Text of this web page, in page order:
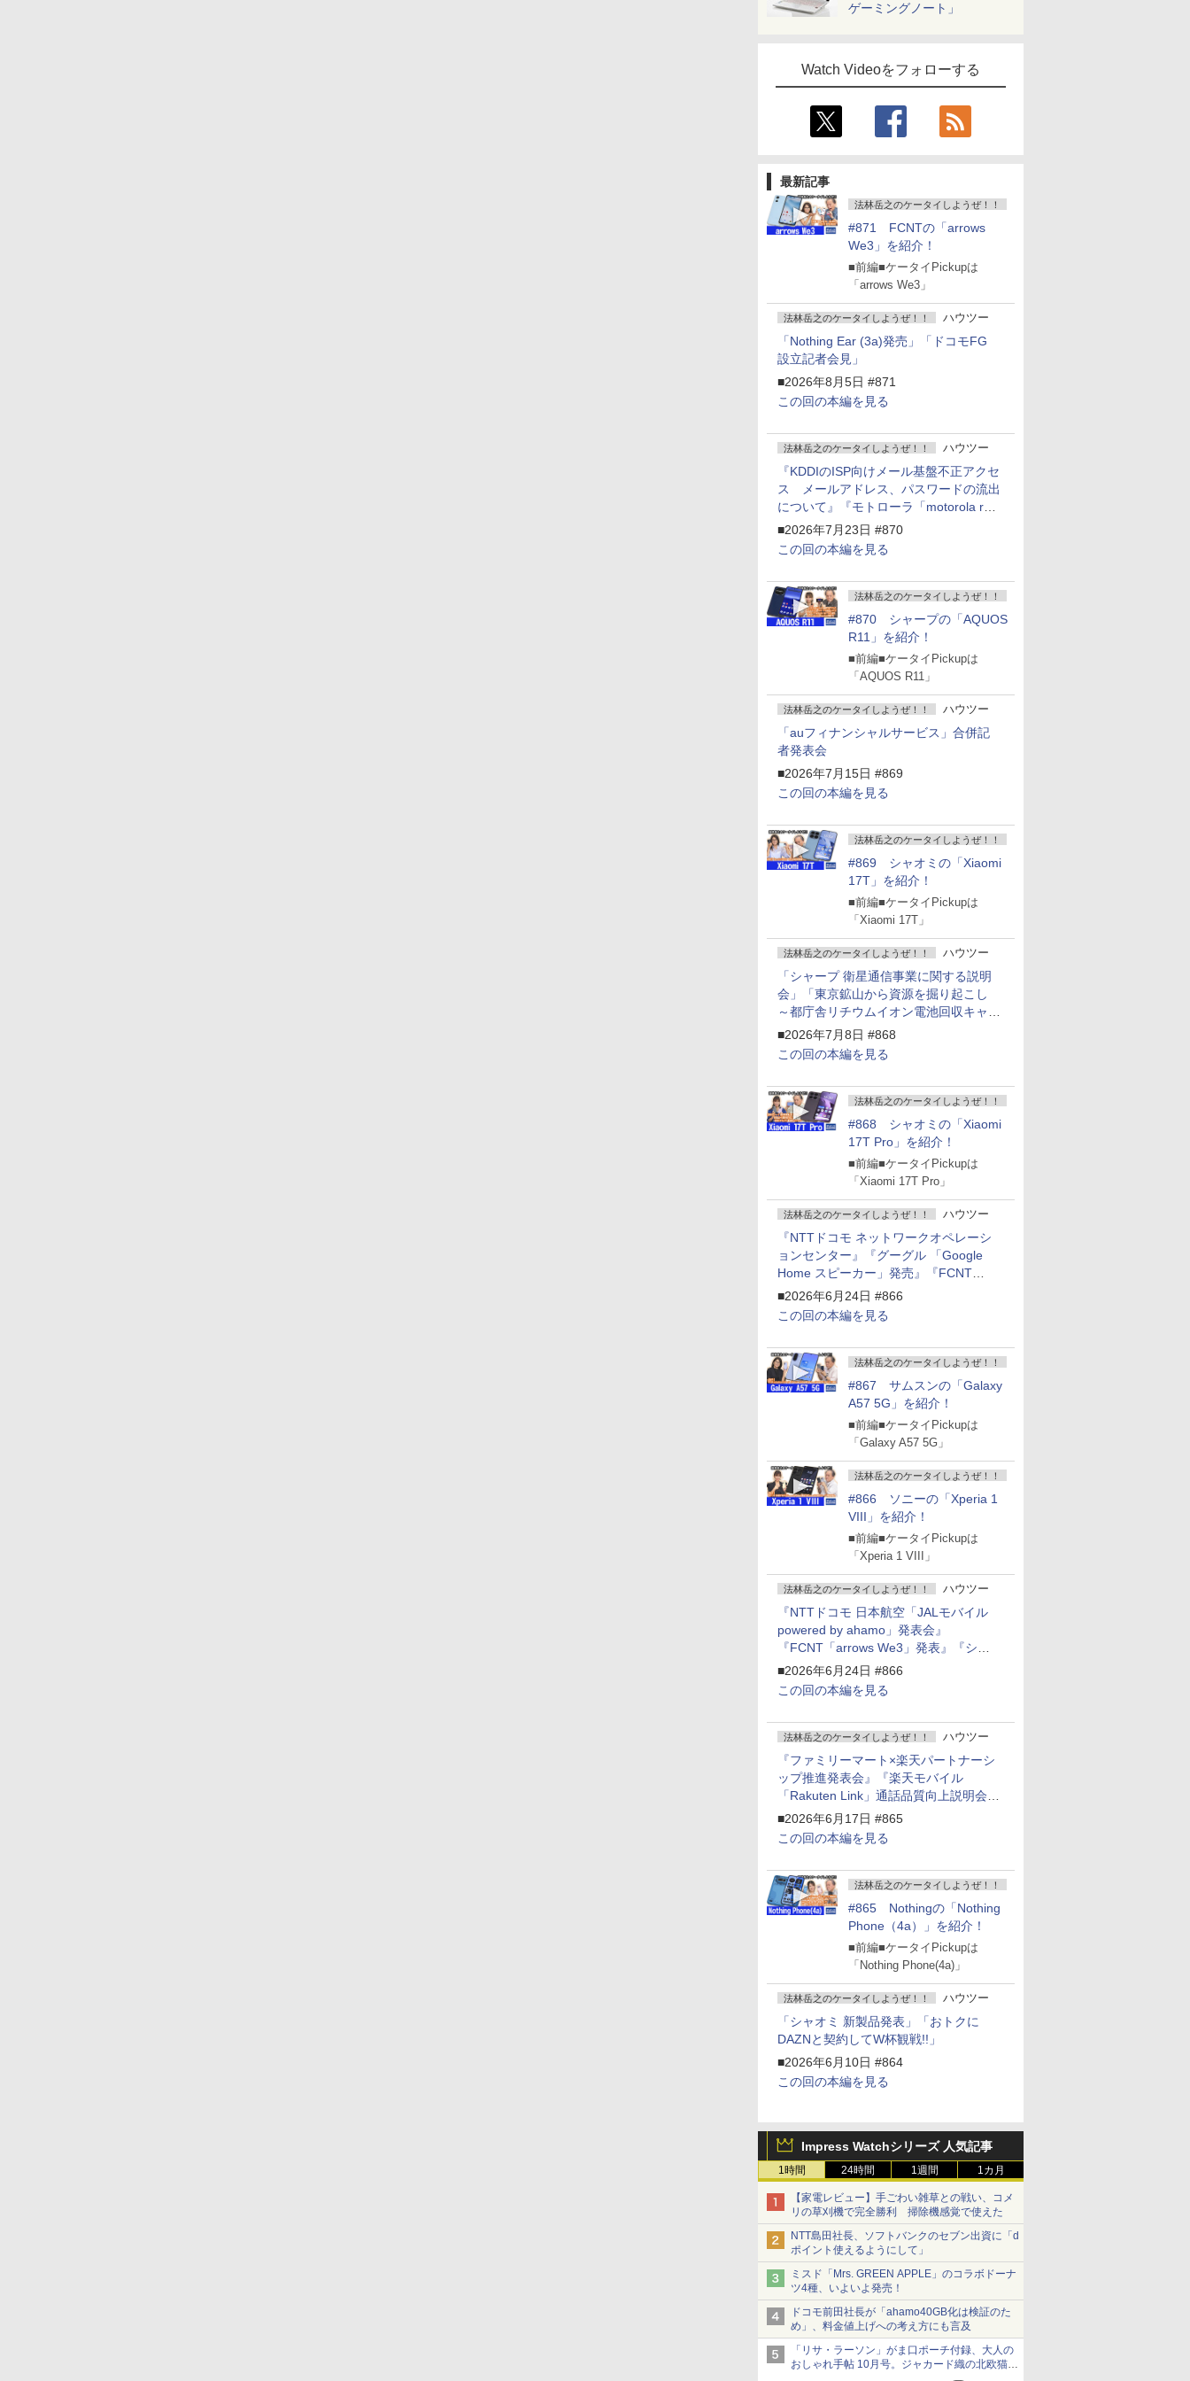
ゲーミングノート」
Watch Videoをフォローする
最新記事
法林岳之のケータイしようぜ！！
#871 FCNTの「arrows
We3」を紹介！
■前編■ケータイPickupは
「arrows We3」
法林岳之のケータイしようぜ！！ ハウツー
「Nothing Ear (3a)発売」「ドコモFG
設立記者会見」
■2026年8月5日 #871
この回の本編を見る
法林岳之のケータイしようぜ！！ ハウツー
『KDDIのISP向けメール基盤不正アクセ
ス メールアドレス、パスワードの流出
について』『モトローラ「motorola razr
fold」発表』『サムスン「Galaxy
Unpacked」開催』
■2026年7月23日 #870
この回の本編を見る
法林岳之のケータイしようぜ！！
#870 シャープの「AQUOS
R11」を紹介！
■前編■ケータイPickupは
「AQUOS R11」
法林岳之のケータイしようぜ！！ ハウツー
「auフィナンシャルサービス」合併記
者発表会
■2026年7月15日 #869
この回の本編を見る
法林岳之のケータイしようぜ！！
#869 シャオミの「Xiaomi
17T」を紹介！
■前編■ケータイPickupは
「Xiaomi 17T」
法林岳之のケータイしようぜ！！ ハウツー
「シャープ 衛星通信事業に関する説明
会」「東京鉱山から資源を掘り起こし
～都庁舎リチウムイオン電池回収キャン
ペーン～」
■2026年7月8日 #868
この回の本編を見る
法林岳之のケータイしようぜ！！
#868 シャオミの「Xiaomi
17T Pro」を紹介！
■前編■ケータイPickupは
「Xiaomi 17T Pro」
法林岳之のケータイしようぜ！！ ハウツー
『NTTドコモ ネットワークオペレーシ
ョンセンター』『グーグル 「Google
Home スピーカー」発売』『FCNT
「arrows Alpha2」発表』『KDDI
「povo2.0」サービス説明会』
■2026年6月24日 #866
この回の本編を見る
法林岳之のケータイしようぜ！！
#867 サムスンの「Galaxy
A57 5G」を紹介！
■前編■ケータイPickupは
「Galaxy A57 5G」
法林岳之のケータイしようぜ！！
#866 ソニーの「Xperia 1
VIII」を紹介！
■前編■ケータイPickupは
「Xperia 1 VIII」
法林岳之のケータイしようぜ！！ ハウツー
『NTTドコモ 日本航空「JALモバイル
powered by ahamo」発表会』
『FCNT「arrows We3」発表』『シャ
ープ 新製品発表会』
■2026年6月24日 #866
この回の本編を見る
法林岳之のケータイしようぜ！！ ハウツー
『ファミリーマート×楽天パートナーシ
ップ推進発表会』『楽天モバイル
「Rakuten Link」通話品質向上説明会』
『Google Storeを今年夏、東京・表参道
にオープン』『KDDI ローソン「ハッピ
ーローソンタウン池田伏尾台店」オープ
■2026年6月17日 #865
この回の本編を見る
法林岳之のケータイしようぜ！！
#865 Nothingの「Nothing
Phone（4a）」を紹介！
■前編■ケータイPickupは
「Nothing Phone(4a)」
法林岳之のケータイしようぜ！！ ハウツー
「シャオミ 新製品発表」「おトクに
DAZNと契約してW杯観戦!!」
■2026年6月10日 #864
この回の本編を見る
Impress Watchシリーズ 人気記事
1時間 24時間 1週間 1カ月
【家電レビュー】手ごわい雑草との戦い、コメ
リの草刈機で完全勝利 掃除機感覚で使えた
NTT島田社長、ソフトバンクのセブン出資に「d
ポイント使えるようにして」
ミスド「Mrs. GREEN APPLE」のコラボドーナ
ツ4種、いよいよ発売！
ドコモ前田社長が「ahamo40GB化は検証のた
め」、料金値上げへの考え方にも言及
「リサ・ラーソン」がま口ポーチ付録、大人の
おしゃれ手帖 10月号。ジャカード織の北欧猫デ